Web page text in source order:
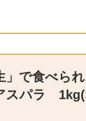
」で食べら
スパラ